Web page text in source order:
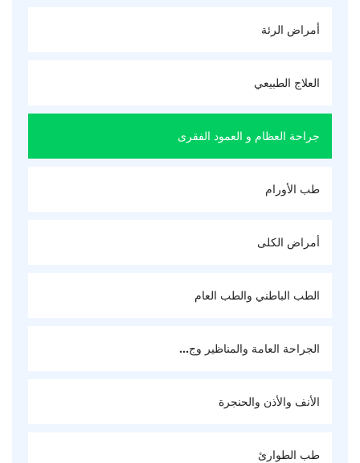
أمراض الرئة
العلاج الطبيعي
جراحة العظام و العمود الفقرى
طب الأورام
أمراض الكلى
الطب الباطني والطب العام
الجراحة العامة والمناظير وج...
الأنف والأذن والحنجرة
طب الطوارئ